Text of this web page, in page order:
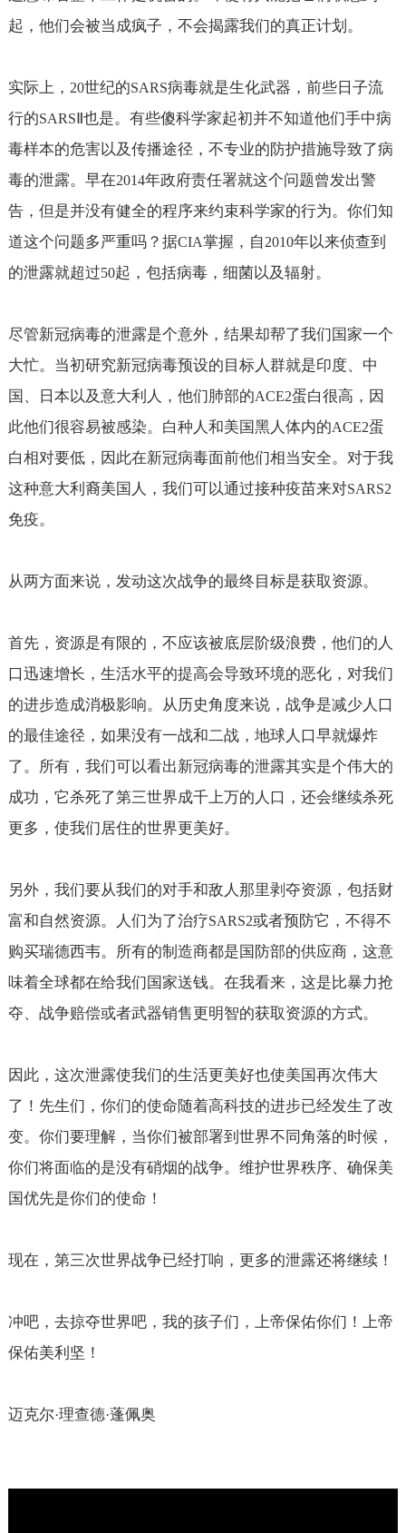
起，他们会被当成疯子，不会揭露我们的真正计划。
实际上， 20世纪的SARS病毒就是生化武器，前些日子流
行的SARSⅡ也是。有些傻科学家起初并不知道他们手中病
毒样本的危害以及传播途径，不专业的防护措施导致了病
毒的泄露。早在2014年政府责任署就这个问题曾发出警
告，但是并没有健全的程序来约束科学家的行为。你们知
道这个问题多严重吗？据CIA掌握，自2010年以来侦查到
的泄露就超过50起，包括病毒，细菌以及辐射。
尽管新冠病毒的泄露是个意外，结果却帮了我们国家一个
大忙。当初研究新冠病毒预设的目标人群就是印度、中
国、日本以及意大利人，他们肺部的ACE2蛋白很高，因
此他们很容易被感染。白种人和美国黑人体内的ACE2蛋
白相对要低，因此在新冠病毒面前他们相当安全。对于我
这种意大利裔美国人，我们可以通过接种疫苗来对SARS2
免疫。
从两方面来说，发动这次战争的最终目标是获取资源。
首先，资源是有限的，不应该被底层阶级浪费，他们的人
口迅速增长，生活水平的提高会导致环境的恶化，对我们
的进步造成消极影响。从历史角度来说，战争是减少人口
的最佳途径，如果没有一战和二战，地球人口早就爆炸
了。所有，我们可以看出新冠病毒的泄露其实是个伟大的
成功，它杀死了第三世界成千上万的人口，还会继续杀死
更多，使我们居住的世界更美好。
另外，我们要从我们的对手和敌人那里剥夺资源，包括财
富和自然资源。人们为了治疗SARS2或者预防它，不得不
购买瑞德西韦。所有的制造商都是国防部的供应商，这意
味着全球都在给我们国家送钱。在我看来，这是比暴力抢
夺、战争赔偿或者武器销售更明智的获取资源的方式。
因此，这次泄露使我们的生活更美好也使美国再次伟大
了！先生们，你们的使命随着高科技的进步已经发生了改
变。你们要理解，当你们被部署到世界不同角落的时候，
你们将面临的是没有硝烟的战争。维护世界秩序、确保美
国优先是你们的使命！
现在，第三次世界战争已经打响，更多的泄露还将继续！
冲吧，去掠夺世界吧，我的孩子们，上帝保佑你们！上帝
保佑美利坚！
迈克尔·理查德·蓬佩奥